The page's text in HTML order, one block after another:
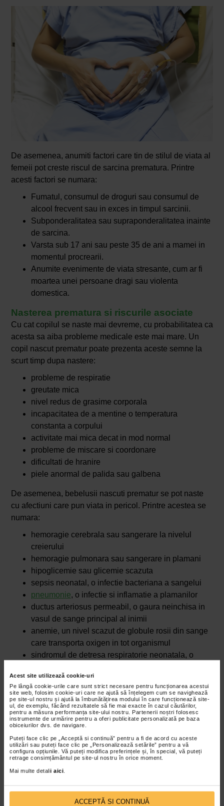
Acest site utilizează cookie-uri
Pe lângă cookie-urile care sunt strict necesare pentru funcționarea acestui
site web, folosim cookie-uri care ne ajută să înțelegem cum se navighează
pe site-ul nostru și ajută la îmbunătățirea modului în care funcționează site-
ul, de exemplu, făcând rezultatele să fie mai exacte în cazul căutărilor,
pentru a măsura performanța site-ului nostru. Partenerii noștri folosesc
instrumente de urmărire pentru a oferi publicitate personalizată pe baza
obiceiurilor dvs. de navigare.
Puteți face clic pe „Acceptă si continuă” pentru a fi de acord cu aceste
utilizări sau puteți face clic pe „Personalizează setările” pentru a vă
configura opțiunile. Vă puteți modifica preferințele și, în special, vă puteți
retrage consimțământul pe site-ul nostru în orice moment.
Mai multe detalii aici
ACCEPTĂ SI CONTINUĂ
De asemenea, anumiti factori care tin de stilul de viata al
femeii pot creste riscul de sarcina prematura. Printre
acesti factori se numara:
Fumatul, consumul de droguri sau consumul de
alcool frecvent sau in exces in timpul sarcinii.
Subponderalitatea sau supraponderalitatea inainte
de sarcina.
Varsta sub 17 ani sau peste 35 de ani a mamei in
momentul procrearii.
Anumite evenimente de viata stresante, cum ar fi
moartea unei persoane dragi sau violenta
domestica.
Nasterea prematura si riscurile asociate
Cu cat copilul se naste mai devreme, cu probabilitatea ca
acesta sa aiba probleme medicale este mai mare. Un
copil nascut prematur poate prezenta aceste semne la
scurt timp dupa nastere:
probleme de respiratie
greutate mica
nivel redus de grasime corporala
incapacitatea de a mentine o temperatura
constanta a corpului
activitate mai mica decat in mod normal
probleme de miscare si coordonare
dificultati de hranire
piele anormal de palida sau galbena
De asemenea, bebelusii nascuti prematur se pot naste
cu afectiuni care pun viata in pericol. Printre acestea se
numara:
hemoragie cerebrala sau sangerare la nivelul
creierului
hemoragie pulmonara sau sangerare in plamani
hipoglicemie sau glicemie scazuta
sepsis neonatal, o infectie bacteriana a sangelui
pneumonie, o infectie si inflamatie a plamanilor
ductus arteriosus permeabil, o gaura neinchisa in
vasul de sange principal al inimii
anemie, un nivel scazut de globule rosii din sange
care transporta oxigen in tot organismul
sindromul de detresa respiratorie neonatala, o
bebelusul are plamanii subdezvoltati